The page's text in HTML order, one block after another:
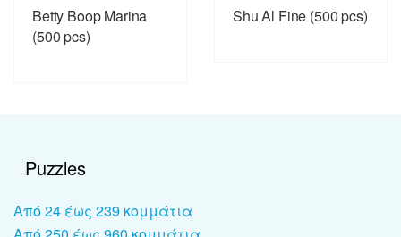
Betty Boop Marina
(500 pcs)
Shu Al Fine (500 pcs)
Puzzles
Από 24 έως 239 κομμάτια